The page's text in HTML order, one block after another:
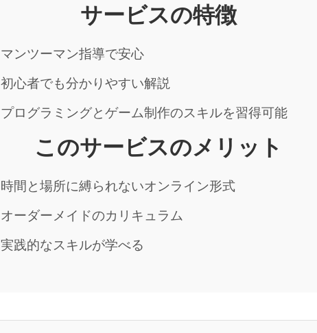
サービスの特徴
マンツーマン指導で安心
初心者でも分かりやすい解説
プログラミングとゲーム制作のスキルを習得可能
このサービスのメリット
時間と場所に縛られないオンライン形式
オーダーメイドのカリキュラム
実践的なスキルが学べる